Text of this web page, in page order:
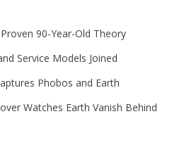
Proven 90-Year-Old Theory
Service Models Joined
Phobos and Earth
Watches Earth Vanish Behind